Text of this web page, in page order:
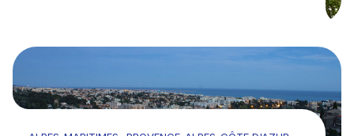
Go to Pare-Brise Cagnes-sur-Mer : Intervention